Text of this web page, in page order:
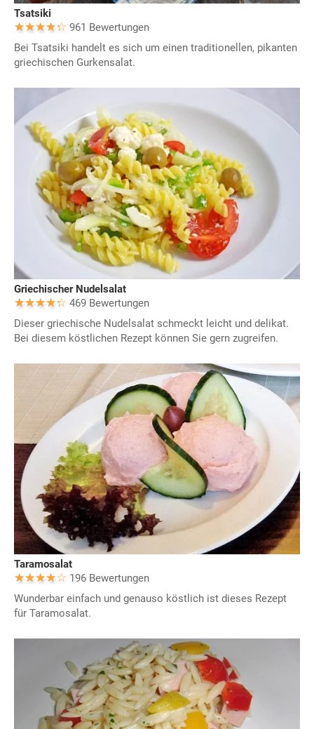
Tsatsiki
961 Bewertungen
Bei Tsatsiki handelt es sich um einen traditionellen, pikanten
griechischen Gurkensalat.
Griechischer Nudelsalat
469 Bewertungen
Dieser griechische Nudelsalat schmeckt leicht und delikat.
Bei diesem köstlichen Rezept können Sie gern zugreifen.
Taramosalat
196 Bewertungen
Wunderbar einfach und genauso köstlich ist dieses Rezept
für Taramosalat.